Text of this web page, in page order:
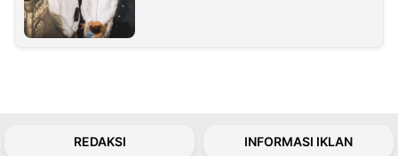
REDAKSI INFORMASI IKLAN